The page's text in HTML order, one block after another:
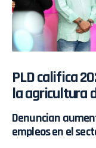
PLD califica
la agricultura
Denuncian
empleos en el